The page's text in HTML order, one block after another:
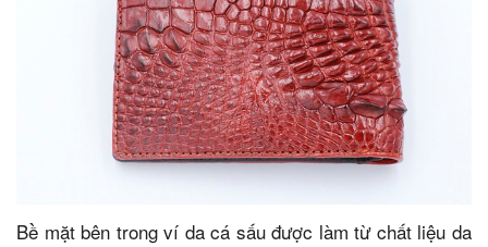
Bề mặt bên trong ví da cá sấu được làm từ chất liệu da